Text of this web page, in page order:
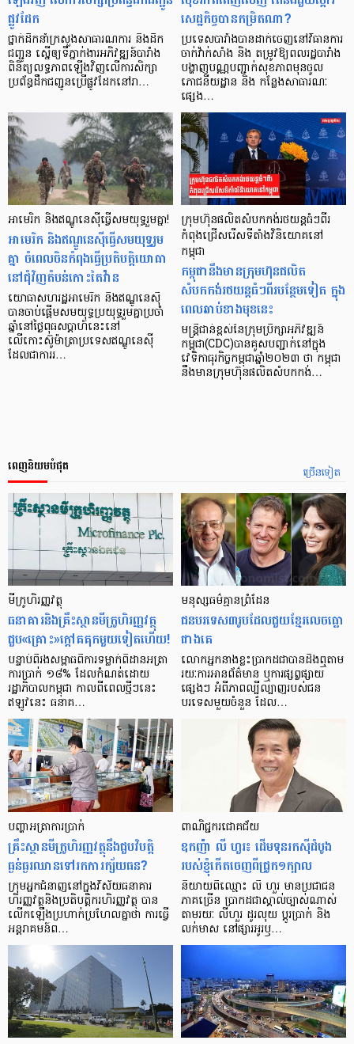
ផ្លូវដែក
ថ្នាក់ដឹកនាំក្រសួងសាធារណការ និងដឹក
ជញ្ជូន ស្នើឲ្យទីភ្នាក់ងារអភិវឌ្ឍន៍បារាំង
ពិនិត្យលទ្ធភាពឡើងវិញលើការសិក្សា
ប្រព័ន្ធដឹកជញ្ជូនប្រើផ្លូវដែកនៅរា…
សេដ្ឋកិច្ចបានកម្រិតណា?
ប្រទេសបារាំងបានដាក់ចេញនៅវិធានការ
ចាក់វ៉ាក់សាំង និង តម្រូវឱ្យពលរដ្ឋបារាំង
បង្ហាញបណ្ណបញ្ជាក់សុខភាពមុនចូល
ភោជនីយដ្ឋាន និង កន្លែងសាធារណៈ
ផ្សេង…
អាមេរិក និងឥណ្ឌូនេស៊ីធ្វើសមយុទ្ធរួមគ្នា!
អាមេរិក និងឥណ្ឌូនេស៊ីធ្វើសមយុទ្ធរួម
គ្នា ចំពេលចិនកំពុងធ្វើប្រតិបត្តិយោធា
នៅជុំវិញតំបន់កោះតៃវ៉ាន
យោធាសហរដ្ឋអាមេរិក និងឥណ្ឌូនេស៊ី
បានចាប់ផ្តើមសមយុទ្ធប្រយុទ្ធរួមគ្នាប្រចាំ
ឆ្នាំនៅថ្ងៃពុធសប្ដាហ៍នេះនៅ
លើកោះស៊ូម៉ាត្រាប្រទេសឥណ្ឌូនេស៊ី
ដែលជាការរ…
ក្រុមហ៊ុនផលិតសំបកកង់រថយន្តធំៗពីរ
កំពុងជ្រើសរើសទីតាំងវិនិយោគនៅ
កម្ពុជា
កម្ពុជានឹងមានក្រុមហ៊ុនផលិត
សំបកកង់រថយន្តធំៗពីរបន្ថែមទៀត ក្នុង
ពេលឆាប់ខាងមុខនេះ
មន្ត្រីជាន់ខ្ពស់នៃក្រុមប្រឹក្សាអភិវឌ្ឍន៍
កម្ពុជា(CDC)បានគូសបញ្ជាក់នៅក្នុង
វេទិកាធុរកិច្ចកម្ពុជាឆ្នាំ២០២៣ ថា កម្ពុជា
នឹងមានក្រុមហ៊ុនផលិតសំបកកង់…
ច្រើនទៀត
ពេញនិយមបំផុត
មីក្រូ​ហិរញ្ញវត្ថុ
ធនាគារ​និង​គ្រឹះស្ថាន​មីក្រូ​ហិរញ្ញវត្ថុ​
ជួប«គ្រោះ»ក្តៅ​គគុក​មួយ​ទៀត​ហើយ!
បន្ទាប់​ពី​រង​សម្ពាធ​​ពី​ការ​ទម្លាក់​ពិដាន​អត្រា​
ការ​ប្រាក់ ១៨​% ដែល​កំណត់​ដោយ​
រដ្ឋាភិបាល​កម្ពុជា កាល​ពី​ពេល​ថ្មីៗ​នេះ
ឥឡូវ​នេះ ធនាគ…
មនុស្ស​ធម៌​គ្មាន​ព្រំដែន
ជន​បរទេស​៣​រូប​ដែល​ជួយ​ខ្មែរ​លេច​ធ្លោ​
ជាង​គេ
លោកអ្នក​នាង​ខ្លះ​ប្រាកដ​ជា​បាន​​ដឹង​ឮ​តាម​
រយៈ​ការ​អាន​ព័ត៌មាន ឬ​ការ​ផ្សព្វផ្សាយ​
ផ្សេងៗ អំពី​ភាព​ល្បីល្បាញ​របស់​ជន​
បរទេស​មួយ​ចំនួន ដែល…
បញ្ហា​អត្រា​ការប្រាក់
គ្រឹះស្ថាន​មីក្រូ​ហិរញ្ញវត្ថុ​នឹង​ជួប​វិបត្តិ​
ធ្ងន់ធ្ងរ​ឈាន​ទៅ​រក​ការ​ក្ស័យធន?
ក្រុម​អ្នក​ជំនាញ​នៅ​ក្នុង​វិស័យ​ធនាគារ
ហិរញ្ញវត្ថុ​និង​ប្រតិបត្តិករ​ហិរញ្ញ​វត្ថុ បាន​​
លើក​ឡើង​ប្រហាក់​ប្រហែល​គ្នា​ថា ការ​ធ្វើ​
អន្តរាគមន៍​ព…
ពាណិជ្ជករជោគជ័យ
ឧកញ៉ា លី ហួរ៖ ដើមទុនរកស៊ីដំបូង
របស់ខ្ញុំកើតចេញពីជ្រូក១ក្បាល
និយាយ​ពី​ឈ្មោះ លី ហួរ មាន​ប្រជាជន​
ភាគ​ច្រើន ប្រាកដ​ជា​ស្គាល់​ច្បាស់​ណាស់
តាមរយៈ លីហួរ ដូរ​លុយ ប្តូរ​បា្រក់ និង​
លក់​មាស នៅ​ផ្សារ​អូរ​ឫ…